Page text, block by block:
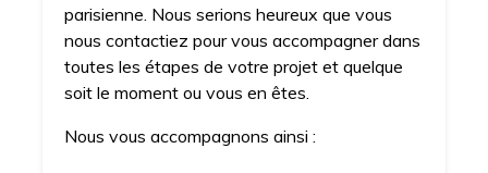
parisienne. Nous serions heureux que vous
nous contactiez pour vous accompagner dans
toutes les étapes de votre projet et quelque
soit le moment ou vous en êtes.
Nous vous accompagnons ainsi :